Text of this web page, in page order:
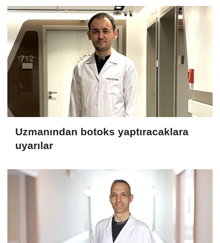
Uzmanından botoks yaptıracaklara
uyarılar